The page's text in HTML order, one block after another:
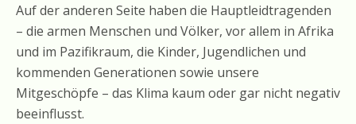
Auf der anderen Seite haben die Hauptleidtragenden
– die armen Menschen und Völker, vor allem in Afrika
und im Pazifikraum, die Kinder, Jugendlichen und
kommenden Generationen sowie unsere
Mitgeschöpfe – das Klima kaum oder gar nicht negativ
beeinflusst.